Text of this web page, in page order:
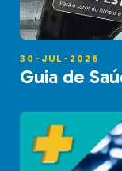
30-JUL-2026
Guia de